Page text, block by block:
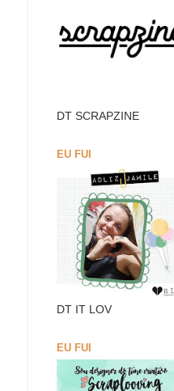
DT SCRAPZINE
EU FUI
DT IT LOV
EU FUI